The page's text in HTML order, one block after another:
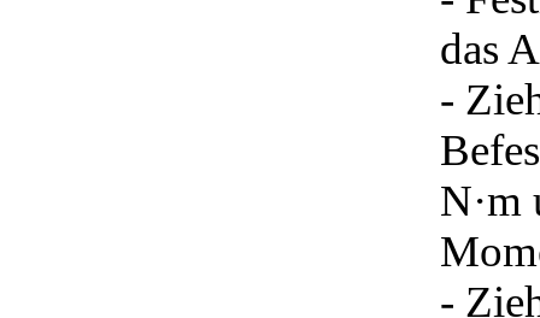
das
-
N·m
-